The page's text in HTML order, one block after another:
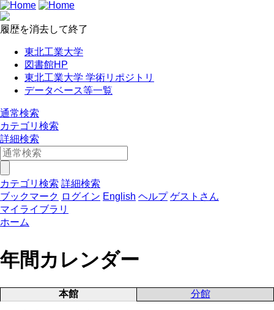
履歴を消去して終了
東北工業大学
図書館HP
東北工業大学 学術リポジトリ
データベース等一覧
通常検索
カテゴリ検索
詳細検索
カテゴリ検索 詳細検索
ブックマーク ログイン English ヘルプ ゲストさん
マイライブラリ
ホーム
年間カレンダー
本館 分館